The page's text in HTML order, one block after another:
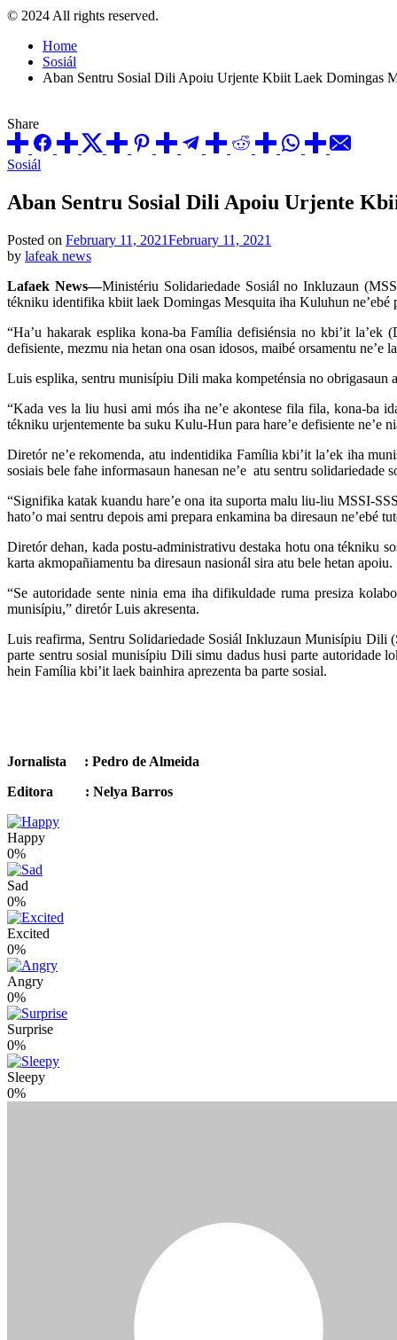
© 2024 All rights reserved.
Home
Sosiál
Aban Sentru Sosial Dili Apoiu Urjente Kbiit Laek Domingas
Share
Posted
Sosiál
Aban Sentru Sosial Dili Apoiu Urjente
Posted on February 11, 2021February 11, 2021
by lafeak news
Lafaek News—Ministériu Solidariedade Sosiál no Inkluzaun
tékniku identifika kbiit laek Domingas Mesquita iha Kuluhun
“Ha’u hakarak esplika kona-ba Família defisiénsia no kbi’it la’ek
defisiente, mezmu nia hetan ona osan idosos, maibé orsamentu
Luis esplika, sentru munisípiu Dili maka kompeténsia no obrigasaun
“Kada ves la liu husi ami mós iha ne’e akontese fila fila, kona-ba
tékniku urjentemente ba suku Kulu-Hun para hare’e defisiente ne’e
Diretór ne’e rekomenda, atu indentidika Família kbi’it la’ek iha
sosiais bele fahe informasaun hanesan ne’e atu sentru
“Signifika katak kuandu hare’e ona ita suporta malu liu-liu MSSI-
hato’o mai sentru depois ami prepara enkamina ba diresaun ne’ebé
Diretór dehan, kada postu-administrativu destaka hotu ona tékniku
karta akmopañiamentu ba diresaun nasionál sira atu bele hetan apoiu.
“Se autoridade sente ninia ema iha difikuldade ruma presiza
munisípiu,” diretór Luis akresenta.
Luis reafirma, Sentru Solidariedade Sosiál Inkluzaun Munisípiu Dili
parte sentru sosial munisípiu Dili simu dadus husi parte autoridade
hein Família kbi’it laek bainhira aprezenta ba parte sosial.
Jornalista : Pedro de Almeida
Editora : Nelya Barros
Happy
0%
Sad
0%
Excited
0%
Angry
0%
Surprise
0%
Sleepy
0%